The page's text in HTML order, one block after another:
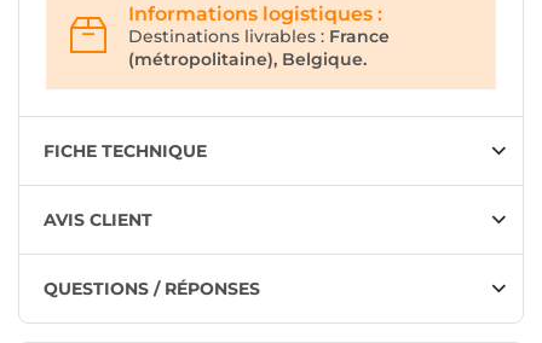
Informations logistiques :
Destinations livrables : France
(métropolitaine), Belgique.
FICHE TECHNIQUE
AVIS CLIENT
QUESTIONS / RÉPONSES